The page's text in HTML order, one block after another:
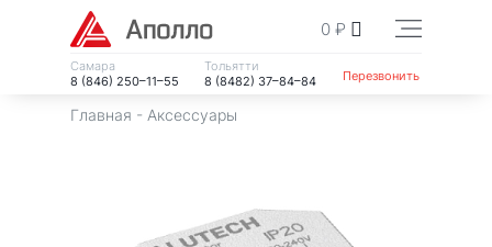
Самара
8 (846) 250–11–55
Тольятти
8 (8482) 37–84–84
0 ₽
Перезвонить
Главная - Аксессуары